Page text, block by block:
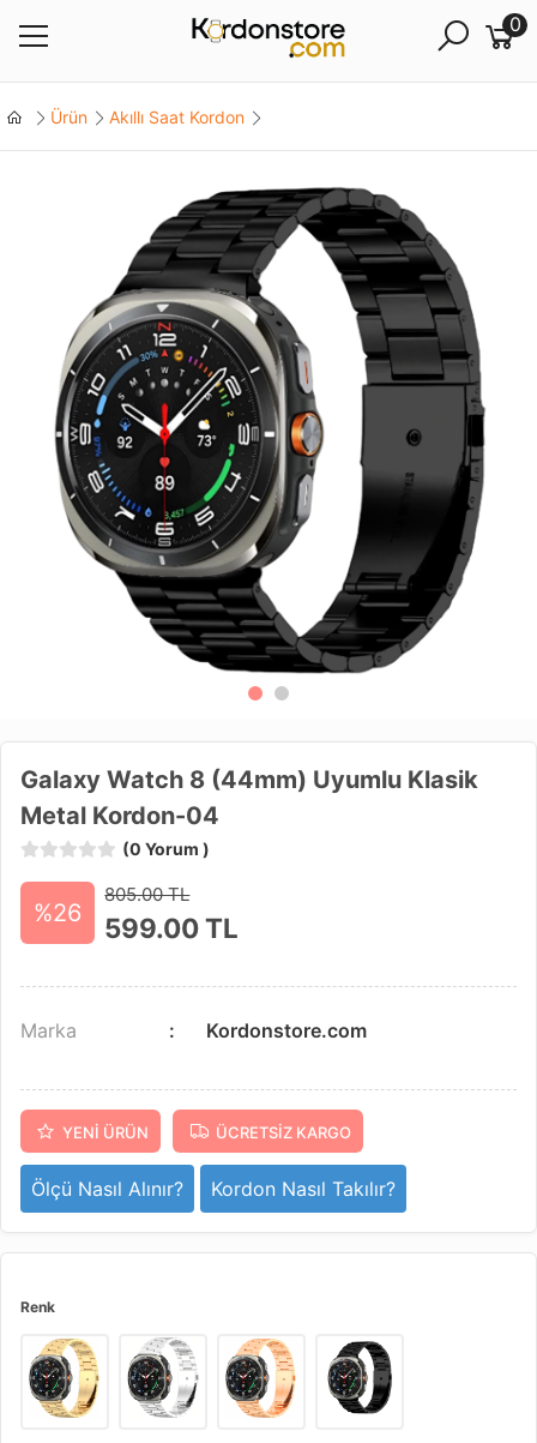
0
Ürün Akıllı Saat Kordon
Galaxy Watch 8 (44mm) Uyumlu Klasik
Metal Kordon-04
(0 Yorum )
%26
805.00 TL
599.00TL
Marka Kordonstore.com
YENI ÜRÜN ÜCRETSIZ KARGO
Ölçü Nasıl Alınır? Kordon Nasıl Takılır?
Renk